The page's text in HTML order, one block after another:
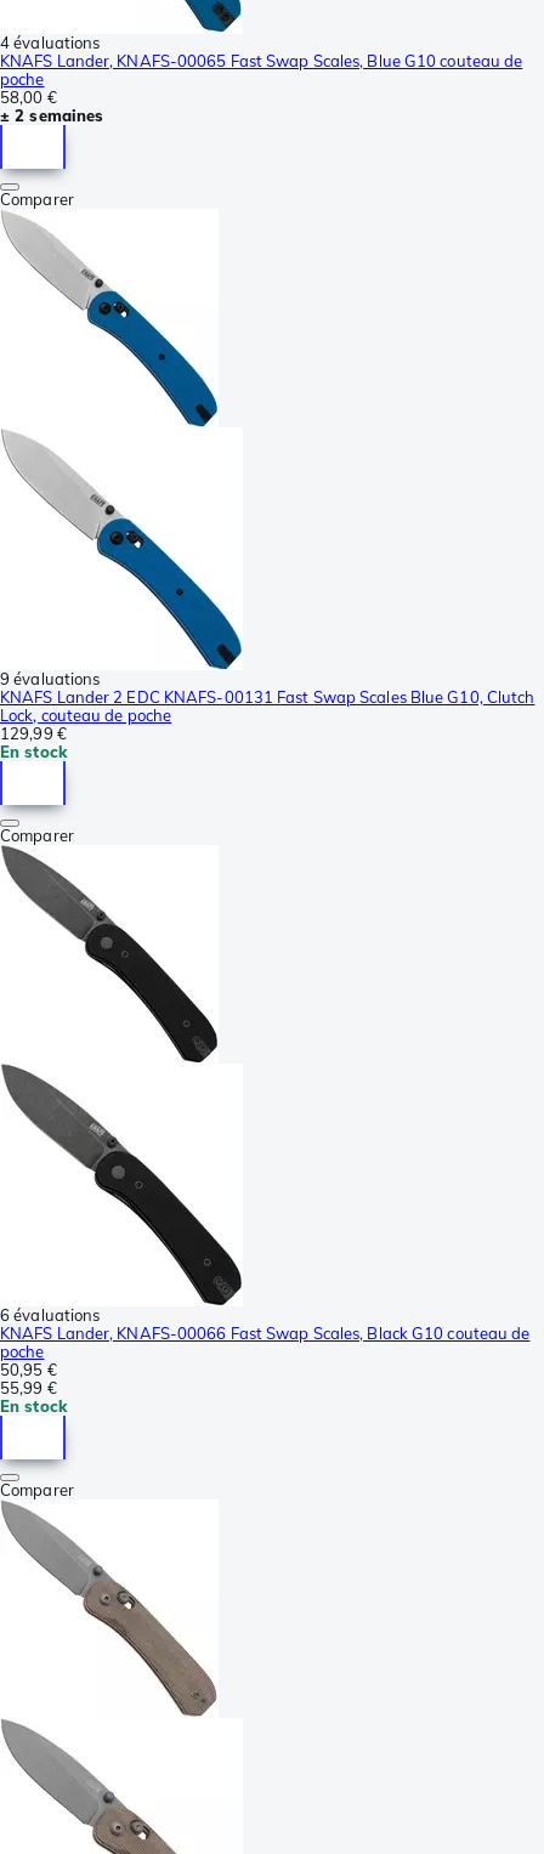
4 évaluations
KNAFS Lander, KNAFS-00065 Fast Swap Scales, Blue G10 couteau de
poche
58,00 €
± 2 semaines
Comparer
9 évaluations
KNAFS Lander 2 EDC KNAFS-00131 Fast Swap Scales Blue G10, Clutch
Lock, couteau de poche
129,99 €
En stock
Comparer
6 évaluations
KNAFS Lander, KNAFS-00066 Fast Swap Scales, Black G10 couteau de
poche
50,95 €
55,99 €
En stock
Comparer